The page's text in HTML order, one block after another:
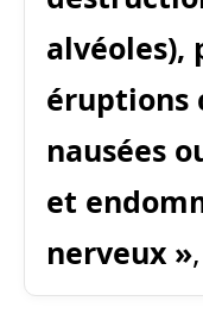
alvéoles),
éruptions
nausées
et
nerveux »